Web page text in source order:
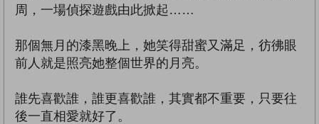
周，一場偵探遊戲由此掀起……
那個無月的漆黑晚上，她笑得甜蜜又滿足，彷彿眼
前人就是照亮她整個世界的月亮。
誰先喜歡誰，誰更喜歡誰，其實都不重要，只要往
後一直相愛就好了。